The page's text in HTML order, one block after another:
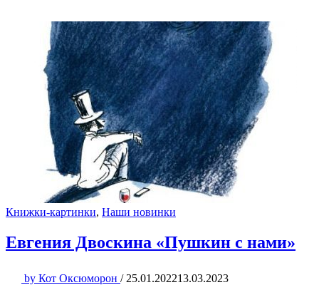
Книжки-картинки, Наши новинки
Евгения Двоскина «Пушкин с нами»
by Кот Оксюморон / 25.01.202213.03.2023